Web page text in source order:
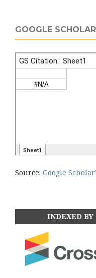
GOOGLE
Source: Google
INDEXED BY